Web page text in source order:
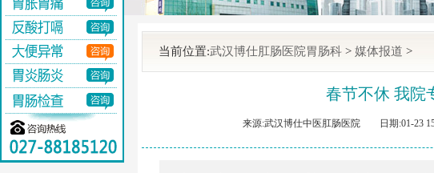
当前位置:武汉博仕肛肠医院胃肠科 > 媒体报道 >
春节不休 我院
来源:武汉博仕中医肛肠医院 日期:01-23